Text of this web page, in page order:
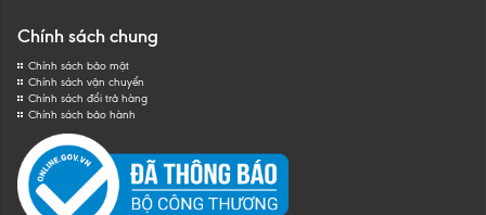
Chính sách chung
Chính sách bảo mật
Chính sách vận chuyển
Chính sách đổi trả hàng
Chính sách bảo hành